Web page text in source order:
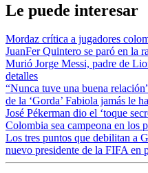
Le puede interesar
Mordaz crítica a jugadores
JuanFer Quintero se paró en la
Murió Jorge Messi, padre de
detalles
“Nunca tuve una buena
de la ‘Gorda’ Fabiola jamás le
José Pékerman dio el ‘toque
Colombia sea campeona en los
Los tres puntos que debilitan a
nuevo presidente de la FIFA en